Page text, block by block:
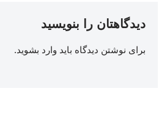
دیدگاهتان را بنویسید
برای نوشتن دیدگاه باید وارد بشوید.